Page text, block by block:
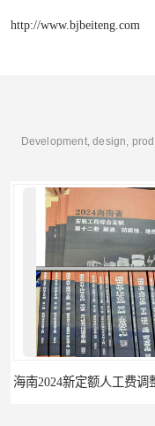
http://www.bjbeiteng.com
Development, design,